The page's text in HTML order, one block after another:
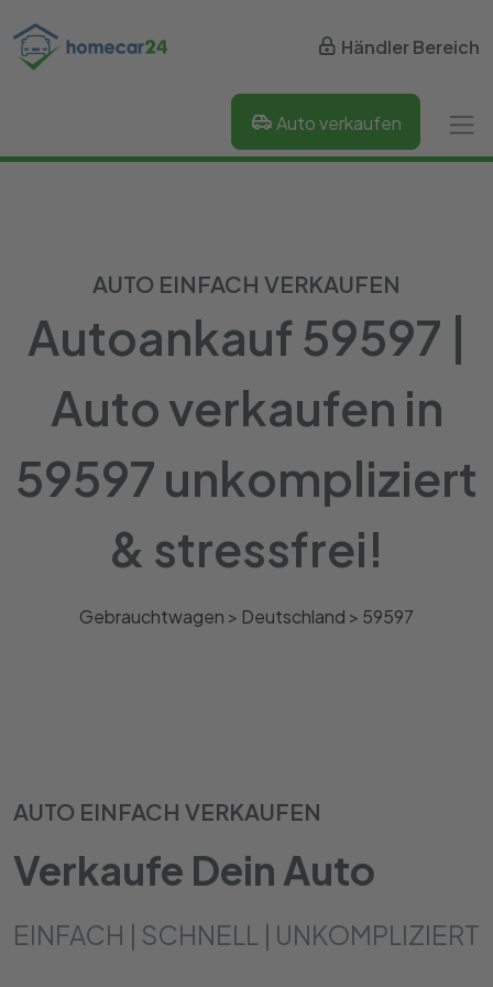
Händler Bereich
Auto verkaufen
AUTO EINFACH VERKAUFEN
Autoankauf 59597 |
Auto verkaufen in
59597 unkompliziert
& stressfrei!
Gebrauchtwagen > Deutschland > 59597
AUTO EINFACH VERKAUFEN
Verkaufe Dein Auto
EINFACH | SCHNELL | UNKOMPLIZIERT